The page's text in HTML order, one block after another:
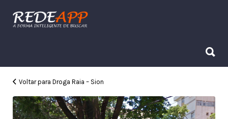
Procurar:
Voltar para Droga Raia – Sion